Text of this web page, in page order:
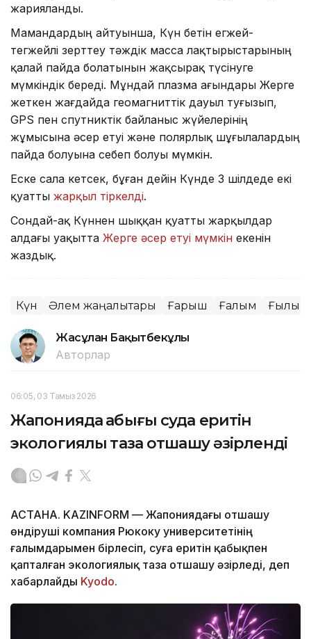
жарияланды.
Мамандардың айтуынша, Күн бетін егжей-
тегжейлі зерттеу тәждік масса лақтырыстарының
қалай пайда болатынын жақсырақ түсінуге
мүмкіндік береді. Мұндай плазма ағындары Жерге
жеткен жағдайда геомагниттік дауыл туғызып,
GPS пен спутниктік байланыс жүйелерінің
жұмысына әсер етуі және полярлық шұғылалардың
пайда болуына себеп болуы мүмкін.
Еске сала кетсек, бұған дейін Күнде 3 шілдеде екі
қуатты жарқыл тіркелді.
Сондай-ақ Күннен шыққан қуатты жарқылдар
алдағы уақытта Жерге әсер етуі мүмкін екенін
жаздық.
Күн Әлем жаңалықтары Ғарыш Ғалым Ғылым
Жасұлан Бақытбекұлы
Авторлар
06:05, 03 Тамыз 2026
Жапонияда қабығы суда еритін
экологиялық таза отшашу әзірленді
АСТАНА. KAZINFORM — Жапониядағы отшашу
өндіруші компания Рюкоку университетінің
ғалымдарымен бірлесіп, суға еритін қабықпен
қапталған экологиялық таза отшашу әзірледі, деп
хабарлайды Kyodo.